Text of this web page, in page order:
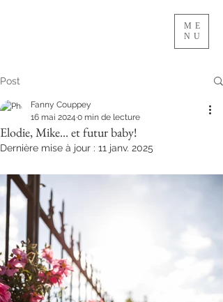
ME
NU
Post
Elodie, Mike... et futur baby!
Fanny Couppey
16 mai 2024 0 min de lecture
Dernière mise à jour : 11 janv. 2025